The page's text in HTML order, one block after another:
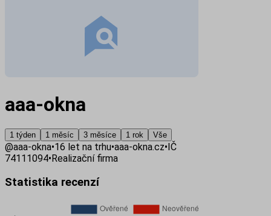
aaa-okna
1 týden 1 měsíc 3 měsíce 1 rok Vše
@aaa-okna•16 let na trhu•aaa-okna.cz•IČ
74111094•Realizační firma
Statistika recenzí